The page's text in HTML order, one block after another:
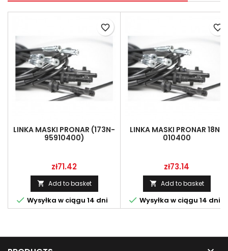
LINKA MASKI PRONAR (173N-
95910400)
Price
zł71.42
 Add to basket
 Wysyłka w ciągu 14 dni
favorite_border
LINKA MASKI PRONAR 18N-
010400
Price
zł73.14
 Add to basket
 Wysyłka w ciągu 14 dni
favorite_border